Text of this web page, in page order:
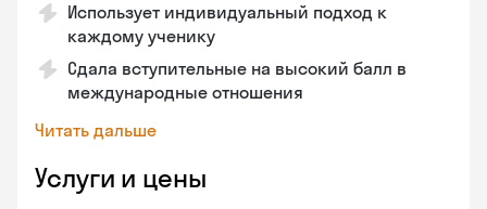
Использует индивидуальный подход к
каждому ученику
Сдала вступительные на высокий балл в
международные отношения
Читать дальше
Услуги и цены